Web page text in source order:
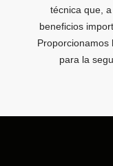
técnica que,
beneficios
Proporcionamos
para la